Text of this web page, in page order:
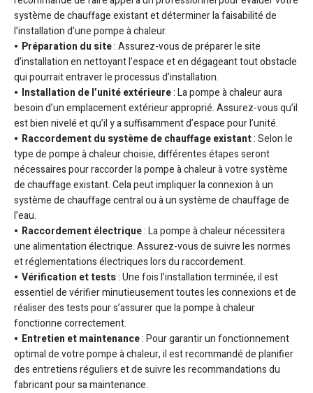
système de chauffage existant et déterminer la faisabilité de
l’installation d’une pompe à chaleur.
Préparation du site: Assurez-vous de préparer le site
d’installation en nettoyant l’espace et en dégageant tout obstacle
qui pourrait entraver le processus d’installation.
Installation de l’unité extérieure: La pompe à chaleur aura
besoin d’un emplacement extérieur approprié. Assurez-vous qu’il
est bien nivelé et qu’il y a suffisamment d’espace pour l’unité.
Raccordement du système de chauffage existant: Selon le
type de pompe à chaleur choisie, différentes étapes seront
nécessaires pour raccorder la pompe à chaleur à votre système
de chauffage existant. Cela peut impliquer la connexion à un
système de chauffage central ou à un système de chauffage de
l’eau.
Raccordement électrique: La pompe à chaleur nécessitera
une alimentation électrique. Assurez-vous de suivre les normes
et réglementations électriques lors du raccordement.
Vérification et tests: Une fois l’installation terminée, il est
essentiel de vérifier minutieusement toutes les connexions et de
réaliser des tests pour s’assurer que la pompe à chaleur
fonctionne correctement.
Entretien et maintenance: Pour garantir un fonctionnement
optimal de votre pompe à chaleur, il est recommandé de planifier
des entretiens réguliers et de suivre les recommandations du
fabricant pour sa maintenance.